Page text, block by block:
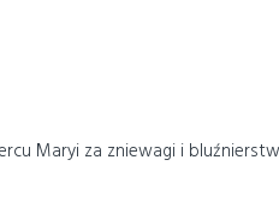
Maryi za zniewagi i